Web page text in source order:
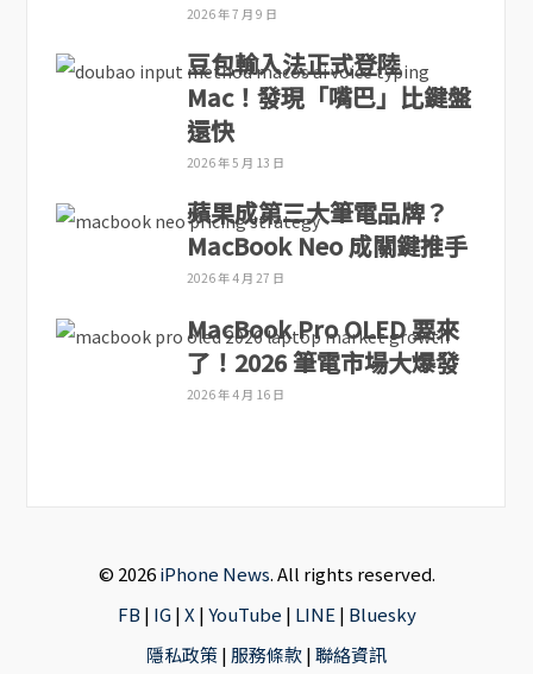
2026 年 7 月 9 日
豆包輸入法正式登陸
Mac！發現「嘴巴」比鍵盤
還快
2026 年 5 月 13 日
蘋果成第三大筆電品牌？
MacBook Neo 成關鍵推手
2026 年 4 月 27 日
MacBook Pro OLED 要來
了！2026 筆電市場大爆發
2026 年 4 月 16 日
© 2026iPhone News. All rights reserved.
FB | IG|X|YouTube | LINE| Bluesky
隱私政策|服務條款|聯絡資訊